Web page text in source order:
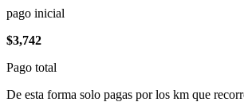
pago inicial
$3,742
Pago total
De esta forma solo pagas por los km que